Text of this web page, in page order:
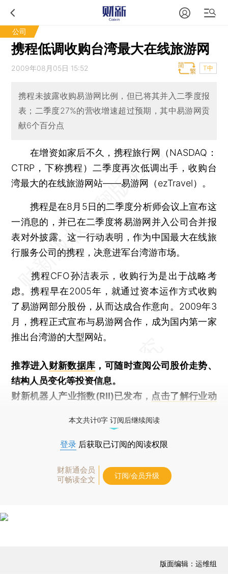
公司
携程低调收购台湾最大在线旅游网
2009年08月05日 15:52 T中
携程未披露收购易游网比例，但已将其并入二季度报
表；二季度27%的营收增速超过预期，其中易游网贡
献6个百分点
在增资如家后不久，携程旅行网（NASDAQ：
CTRP，下称携程）二季度再次低调出手，收购台
湾最大的在线旅游网站——易游网（ezTravel）。
携程是在8月5日的二季度分析师会议上宣布这
一消息的，并已在二季度将易游网并入公司合并报
表对外披露。这一行动表明，作为中国最大在线旅
行服务公司的携程，决意进军台湾游市场。
携程CFO孙洁表示，收购行为是出于战略考
虑。携程早在2005年，就通过资本运作方式收购
了易游网部分股份，从而达成合作意向。2009年3
月，携程正式宣布与易游网合作，成为国内第一家
推出台湾游的大型网站。
推荐进入财新数据库 ，可随时查阅公司股价走势、
结构人员变化等投资信息。
财新机器人产业指数(RII)已发布， 点击了解行业动
本文共计0字 订阅后继续阅读
登录 后获取已订阅的阅读权限
财新通会员
可畅读全文
订阅/会员升级
版面编辑：运维组